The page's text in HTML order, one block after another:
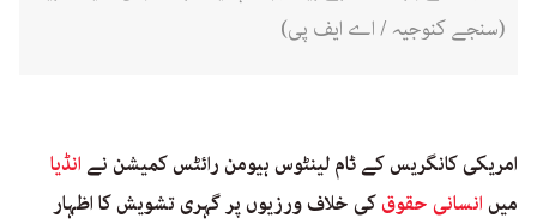
(سنجے کنوجیہ / اے ایف پی)
امریکی کانگریس کے ٹام لینٹوس ہیومن رائٹس کمیشن نے انڈیا
میں انسانی حقوقکی خلاف ورزیوں پر گہری تشویش کا اظہار